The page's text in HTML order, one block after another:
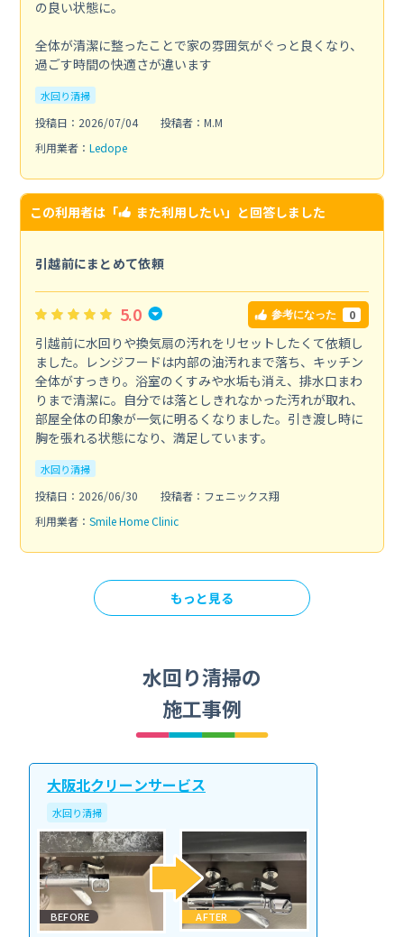
の良い状態に。
全体が清潔に整ったことで家の雰囲気がぐっと良くなり、
過ごす時間の快適さが違います
水回り清掃
投稿日：2026/07/04
投稿者：M.M
利用業者： Ledope
この利用者は「 また利用したい」と回答しました
引越前にまとめて依頼
5.0 参考になった 0
引越前に水回りや換気扇の汚れをリセットしたくて依頼し
ました。レンジフードは内部の油汚れまで落ち、キッチン
全体がすっきり。浴室のくすみや水垢も消え、排水口まわ
りまで清潔に。自分では落としきれなかった汚れが取れ、
部屋全体の印象が一気に明るくなりました。引き渡し時に
胸を張れる状態になり、満足しています。
水回り清掃
投稿日：2026/06/30
投稿者：フェニックス翔
利用業者： Smile Home Clinic
もっと見る
水回り清掃の
施工事例
大阪北クリーンサービス
水回り清掃
BEFORE AFTER